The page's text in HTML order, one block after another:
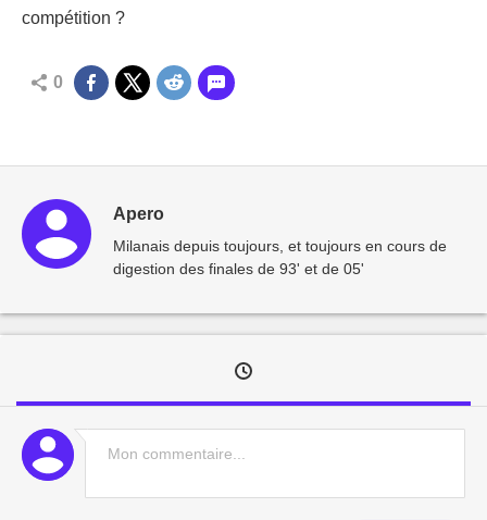
compétition ?
0
Apero
Milanais depuis toujours, et toujours en cours de
digestion des finales de 93' et de 05'